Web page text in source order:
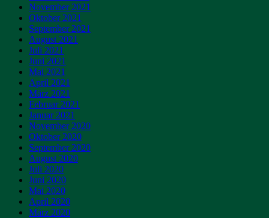
November 2021
Oktober 2021
September 2021
August 2021
Juli 2021
Juni 2021
Mai 2021
April 2021
März 2021
Februar 2021
Januar 2021
November 2020
Oktober 2020
September 2020
August 2020
Juli 2020
Juni 2020
Mai 2020
April 2020
März 2020